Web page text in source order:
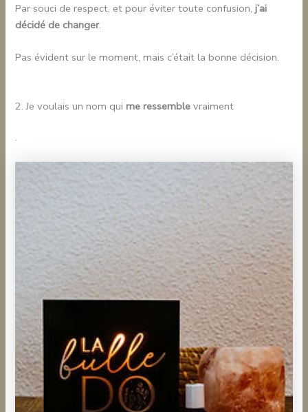
Par souci de respect, et pour éviter toute confusion,j’ai
décidé de changer.
Pas évident sur le moment, mais c’était la bonne décision.
2. Je voulais un nom quime ressemble vraiment
.